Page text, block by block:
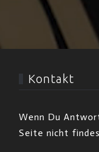
Kontakt
Wenn Du
Seite nicht